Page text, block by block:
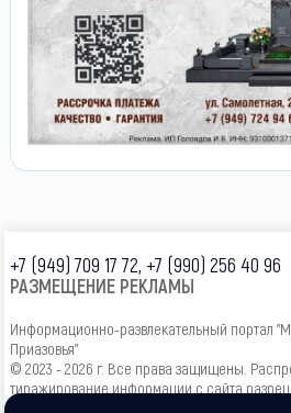
Прием
+7 (949) 709 17 72, +7 (990) 256 40 96
РАЗМЕЩЕНИЕ РЕКЛАМЫ
Информационно-развлекательный портал
Приазовья"
© 2023 - 2026 г. Все права защищены.
тиражирование информации с сайта